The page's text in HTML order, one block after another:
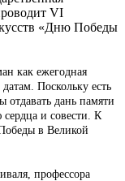
VI
«Дню Победы
как ежегодная
Поскольку есть
дань памяти
и совести. К
в Великой
профессора